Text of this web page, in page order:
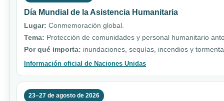
Día Mundial de la Asistencia Humanitaria
Lugar: Conmemoración global.
Tema: Protección de comunidades y personal humanitario
Por qué importa: inundaciones, sequías, incendios y
Información oficial de Naciones Unidas
23–27 de agosto de 2026